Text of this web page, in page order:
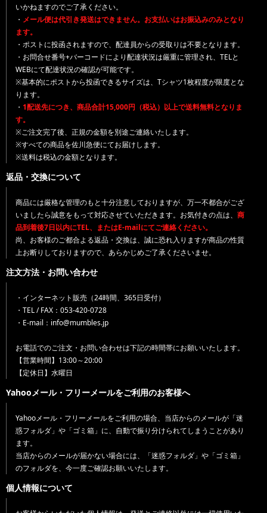
いかねますのでご了承ください。
・ メール便は代引き発送はできません。お支払いはお振込みのみとなり
ます。
・ポストに投函されますので、配達員からの受取りは不要となります。
・お問合せ番号+バーコードにより配達状況は厳重に管理され、TELと
WEBにて配達状況の確認が可能です。
※基本的にポストから投函できるサイズは、Tシャツ1枚程度が限度とな
ります。
・ 1配送先につき、商品合計15,000円（税込）以上で送料無料となりま
す。
※ご注文完了後、正規の金額を別途ご連絡いたします。
※すべての商品を佐川急便にてお届けします。
※送料は税込の金額となります。
返品・交換について
商品には厳格な管理のもと十分注意しておりますが、万一不都合がござ
いましたら誠意をもって対応させていただきます。お気付きの点は、 商
品到着後7日以内にTEL、またはE-mailにてご連絡ください。
尚、お客様のご都合よる返品・交換は、誠に恐れ入りますが商品の性質
上お断りしておりますので、あらかじめご了承くださいませ。
注文方法・お問い合わせ
・インターネット販売（24時間、365日受付）
・TEL / FAX：053-420-0728
・E-mail：info@mumbles.jp
お電話でのご注文・お問い合わせは下記の時間帯にお願いいたします。
【営業時間】13:00～20:00
【定休日】水曜日
Yahooメール・フリーメールをご利用のお客様へ
Yahooメール・フリーメールをご利用の場合、当店からのメールが「迷
惑フォルダ」や「ゴミ箱」に、自動で振り分けられてしまうことがあり
ます。
当店からのメールが届かない場合には、「迷惑フォルダ」や「ゴミ箱」
のフォルダを、今一度ご確認お願いいたします。
個人情報について